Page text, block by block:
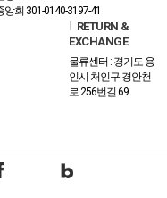
앙회 301-0140-3197-41
RETURN &
EXCHANGE
물류센터 : 경기도 용
인시 처인구 경안천
로 256번길 69